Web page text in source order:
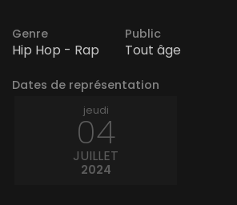
Genre
Hip Hop - Rap
Public
Tout âge
Dates de représentation
jeudi
04
JUILLET
2024